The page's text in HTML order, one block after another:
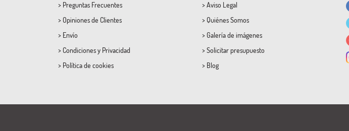
> Preguntas Frecuentes
> Opiniones de Clientes
> Envío
> Condicionesy Privacidad
> Política de cookies
> Aviso Legal
> Quiénes Somos
> Galería de imágenes
> Solicitar presupuesto
> Blog